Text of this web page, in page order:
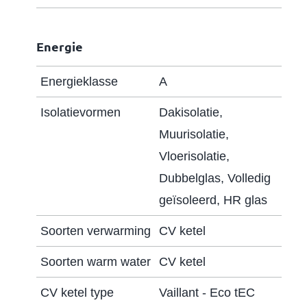
bevindt zich de cv-ketel,
zonnepanelen en de ruime derde
slaapkamers.
- Gelegen in de fijne wijk Amaliastein;
- Whirlpool in de badkamer;
- Fraaie zonnige tuin op het zuid-westen met
berging, achterom en een overkapping;
- Lichte doorzonwoonkamer;
Energie
Energieklasse A
Isolatievormen
Dakisolatie,
Muurisolatie,
Vloerisolatie,
Dubbelglas, Volledig
geïsoleerd, HR glas
Soorten verwarming CV ketel
Soorten warm water CV ketel
CV ketel type Vaillant - Eco tEC